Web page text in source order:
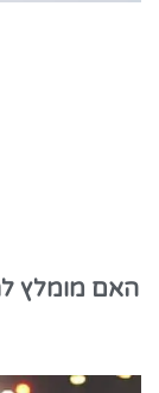
האם מומלץ